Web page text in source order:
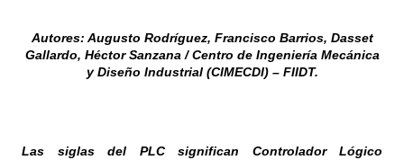
Autores: Augusto Rodríguez, Francisco Barrios, Dasset
Gallardo, Héctor Sanzana / Centro de Ingeniería Mecánica
y Diseño Industrial (CIMECDI) – FIIDT.
Las siglas del PLC significan Controlador Lógico